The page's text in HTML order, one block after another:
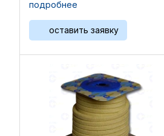
химическую устойчивость
набивки к сильным окислителям.
Применение: ...
подробнее
оставить заявку